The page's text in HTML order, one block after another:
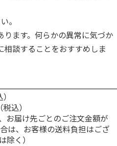
。
ります。何らかの異常に気づか
談することをおすすめしま
込）
お届け先ごとのご注文金額が
は、お客様の送料負担はござ
除く）